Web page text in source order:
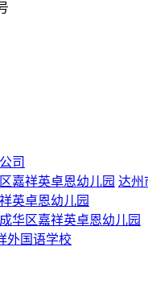
司
嘉祥英卓恩幼儿园 达州
英卓恩幼儿园
华区嘉祥英卓恩幼儿园
外国语学校